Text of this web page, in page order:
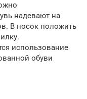
надевают на
В носок положить
использование
обуви